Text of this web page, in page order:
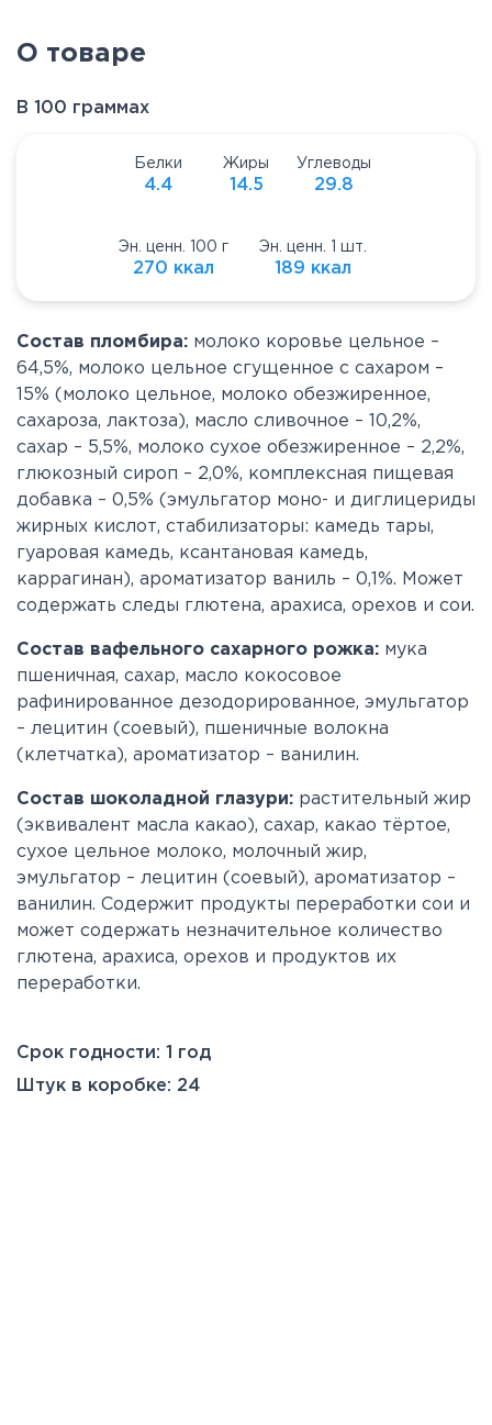
О товаре
В 100 граммах
Белки
4.4
Жиры
14.5
Углеводы
29.8
Эн. ценн. 100 г
270 ккал
Эн. ценн. 1 шт.
189 ккал
Состав пломбира: молоко коровье цельное –
64,5%, молоко цельное сгущенное с сахаром –
15% (молоко цельное, молоко обезжиренное,
сахароза, лактоза), масло сливочное – 10,2%,
сахар – 5,5%, молоко сухое обезжиренное – 2,2%,
глюкозный сироп – 2,0%, комплексная пищевая
добавка – 0,5% (эмульгатор моно- и диглицериды
жирных кислот, стабилизаторы: камедь тары,
гуаровая камедь, ксантановая камедь,
каррагинан), ароматизатор ваниль – 0,1%. Может
содержать следы глютена, арахиса, орехов и сои.
Состав вафельного сахарного рожка: мука
пшеничная, сахар, масло кокосовое
рафинированное дезодорированное, эмульгатор
– лецитин (соевый), пшеничные волокна
(клетчатка), ароматизатор – ванилин.
Состав шоколадной глазури: растительный жир
(эквивалент масла какао), сахар, какао тёртое,
сухое цельное молоко, молочный жир,
эмульгатор – лецитин (соевый), ароматизатор –
ванилин. Содержит продукты переработки сои и
может содержать незначительное количество
глютена, арахиса, орехов и продуктов их
переработки.
Срок годности: 1 год
Штук в коробке: 24